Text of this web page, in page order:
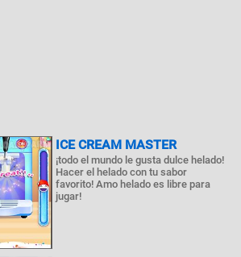
ICE CREAM MASTER
¡todo el mundo le gusta dulce helado!
Hacer el helado con tu sabor
favorito! Amo helado es libre para
jugar!